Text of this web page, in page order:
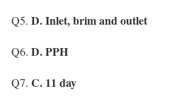
Q5. D. Inlet, brim and outlet
Q6. D. PPH
Q7. C. 11 day